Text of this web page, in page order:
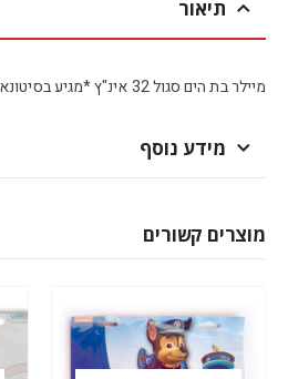
תיאור
מיילר בת הים סגול 32 אינ"ץ *מגיע בסיטונאות חבילה של 5 יח'*
מידע נוסף
מוצרים קשורים